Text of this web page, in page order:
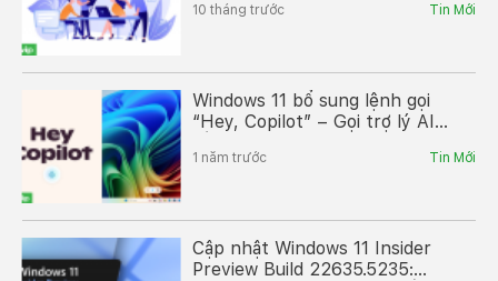
10 tháng trước Tin Mới
Windows 11 bổ sung lệnh gọi
“Hey, Copilot” – Gọi trợ lý AI
1 năm trước Tin Mới
Cập nhật Windows 11 Insider
Preview Build 22635.5235: